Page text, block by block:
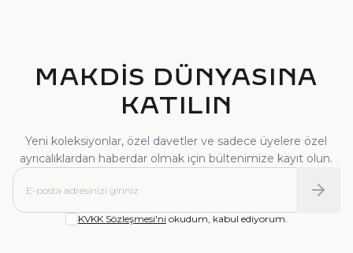
MAKDİS DÜNYASINA
KATILIN
Yeni koleksiyonlar, özel davetler ve sadece üyelere özel
ayrıcalıklardan haberdar olmak için bültenimize kayıt olun.
KVKK Sözleşmesi'ni okudum, kabul ediyorum.